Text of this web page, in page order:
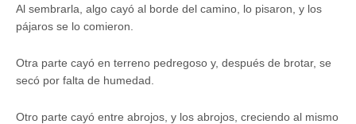
Al sembrarla, algo cayó al borde del camino, lo pisaron, y los
pájaros se lo comieron.
Otra parte cayó en terreno pedregoso y, después de brotar, se
secó por falta de humedad.
Otro parte cayó entre abrojos, y los abrojos, creciendo al mismo